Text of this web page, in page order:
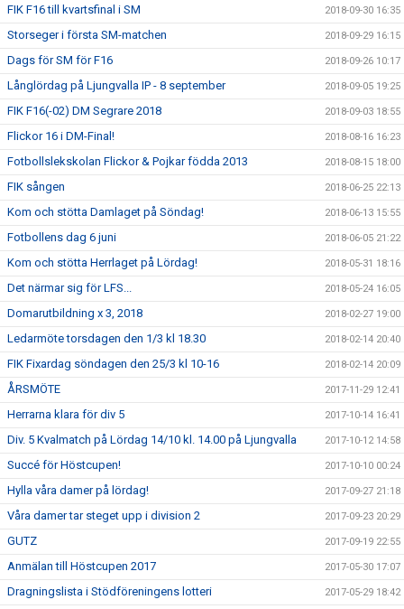
FIK F16 till kvartsfinal i SM 2018-09-30 16:35
Storseger i första SM-matchen 2018-09-29 16:15
Dags för SM för F16 2018-09-26 10:17
Långlördag på Ljungvalla IP - 8 september 2018-09-05 19:25
FIK F16(-02) DM Segrare 2018 2018-09-03 18:55
Flickor 16 i DM-Final! 2018-08-16 16:23
Fotbollslekskolan Flickor & Pojkar födda 2013 2018-08-15 18:00
FIK sången 2018-06-25 22:13
Kom och stötta Damlaget på Söndag! 2018-06-13 15:55
Fotbollens dag 6 juni 2018-06-05 21:22
Kom och stötta Herrlaget på Lördag! 2018-05-31 18:16
Det närmar sig för LFS... 2018-05-24 16:05
Domarutbildning x 3, 2018 2018-02-27 19:00
Ledarmöte torsdagen den 1/3 kl 18.30 2018-02-14 20:40
FIK Fixardag söndagen den 25/3 kl 10-16 2018-02-14 20:09
ÅRSMÖTE 2017-11-29 12:41
Herrarna klara för div 5 2017-10-14 16:41
Div. 5 Kvalmatch på Lördag 14/10 kl. 14.00 på Ljungvalla 2017-10-12 14:58
Succé för Höstcupen! 2017-10-10 00:24
Hylla våra damer på lördag! 2017-09-27 21:18
Våra damer tar steget upp i division 2 2017-09-23 20:29
GUTZ 2017-09-19 22:55
Anmälan till Höstcupen 2017 2017-05-30 17:07
Dragningslista i Stödföreningens lotteri 2017-05-29 18:42